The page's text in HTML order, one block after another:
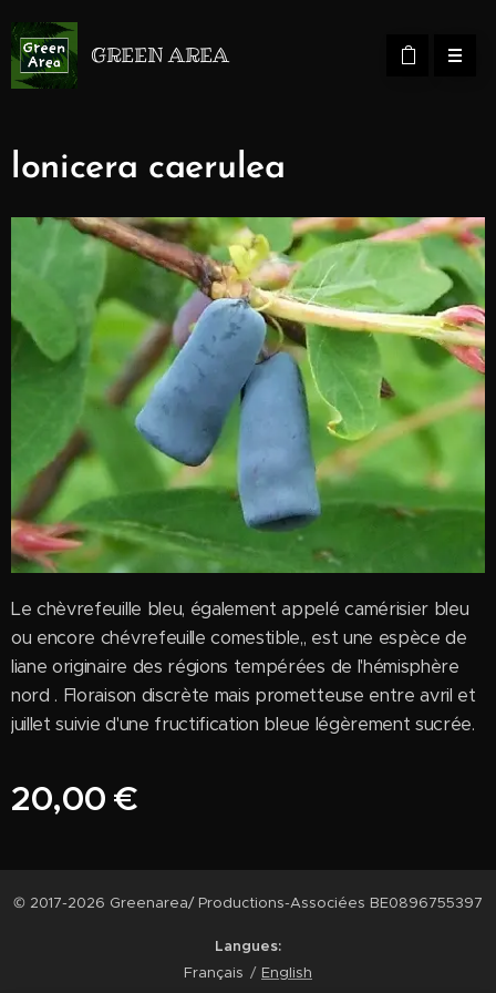
GREEN AREA
lonicera caerulea
Le chèvrefeuille bleu, également appelé camérisier bleu
ou encore chévrefeuille comestible,, est une espèce de
liane originaire des régions tempérées de l'hémisphère
nord . Floraison discrète mais prometteuse entre avril et
juillet suivie d'une fructification bleue légèrement sucrée.
20,00 €
© 2017-2026 Greenarea/ Productions-Associées BE0896755397
Langues
Français
English